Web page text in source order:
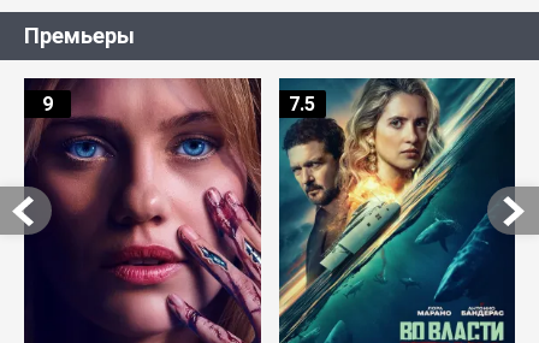
Премьеры
9 7.5